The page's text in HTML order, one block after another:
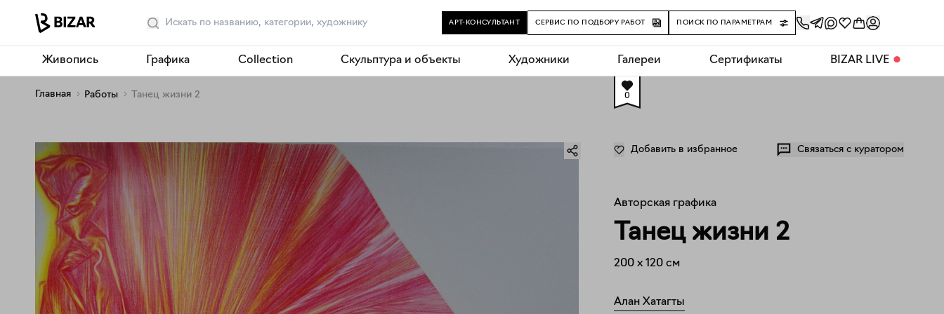
АРТ-КОНСУЛЬТАНТ СЕРВИС ПО ПОДБОРУ РАБОТ ПОИСК ПО ПАРАМЕТРАМ
Живопись Графика Collection Скульптура и объекты Художники Галереи Сертификаты BIZAR LIVE ⬤
Главная Работы Танец жизни 2 0
Добавить в избранное Связаться с куратором
Авторская графика
Танец жизни 2
200 x 120 см
Алан Хатагты